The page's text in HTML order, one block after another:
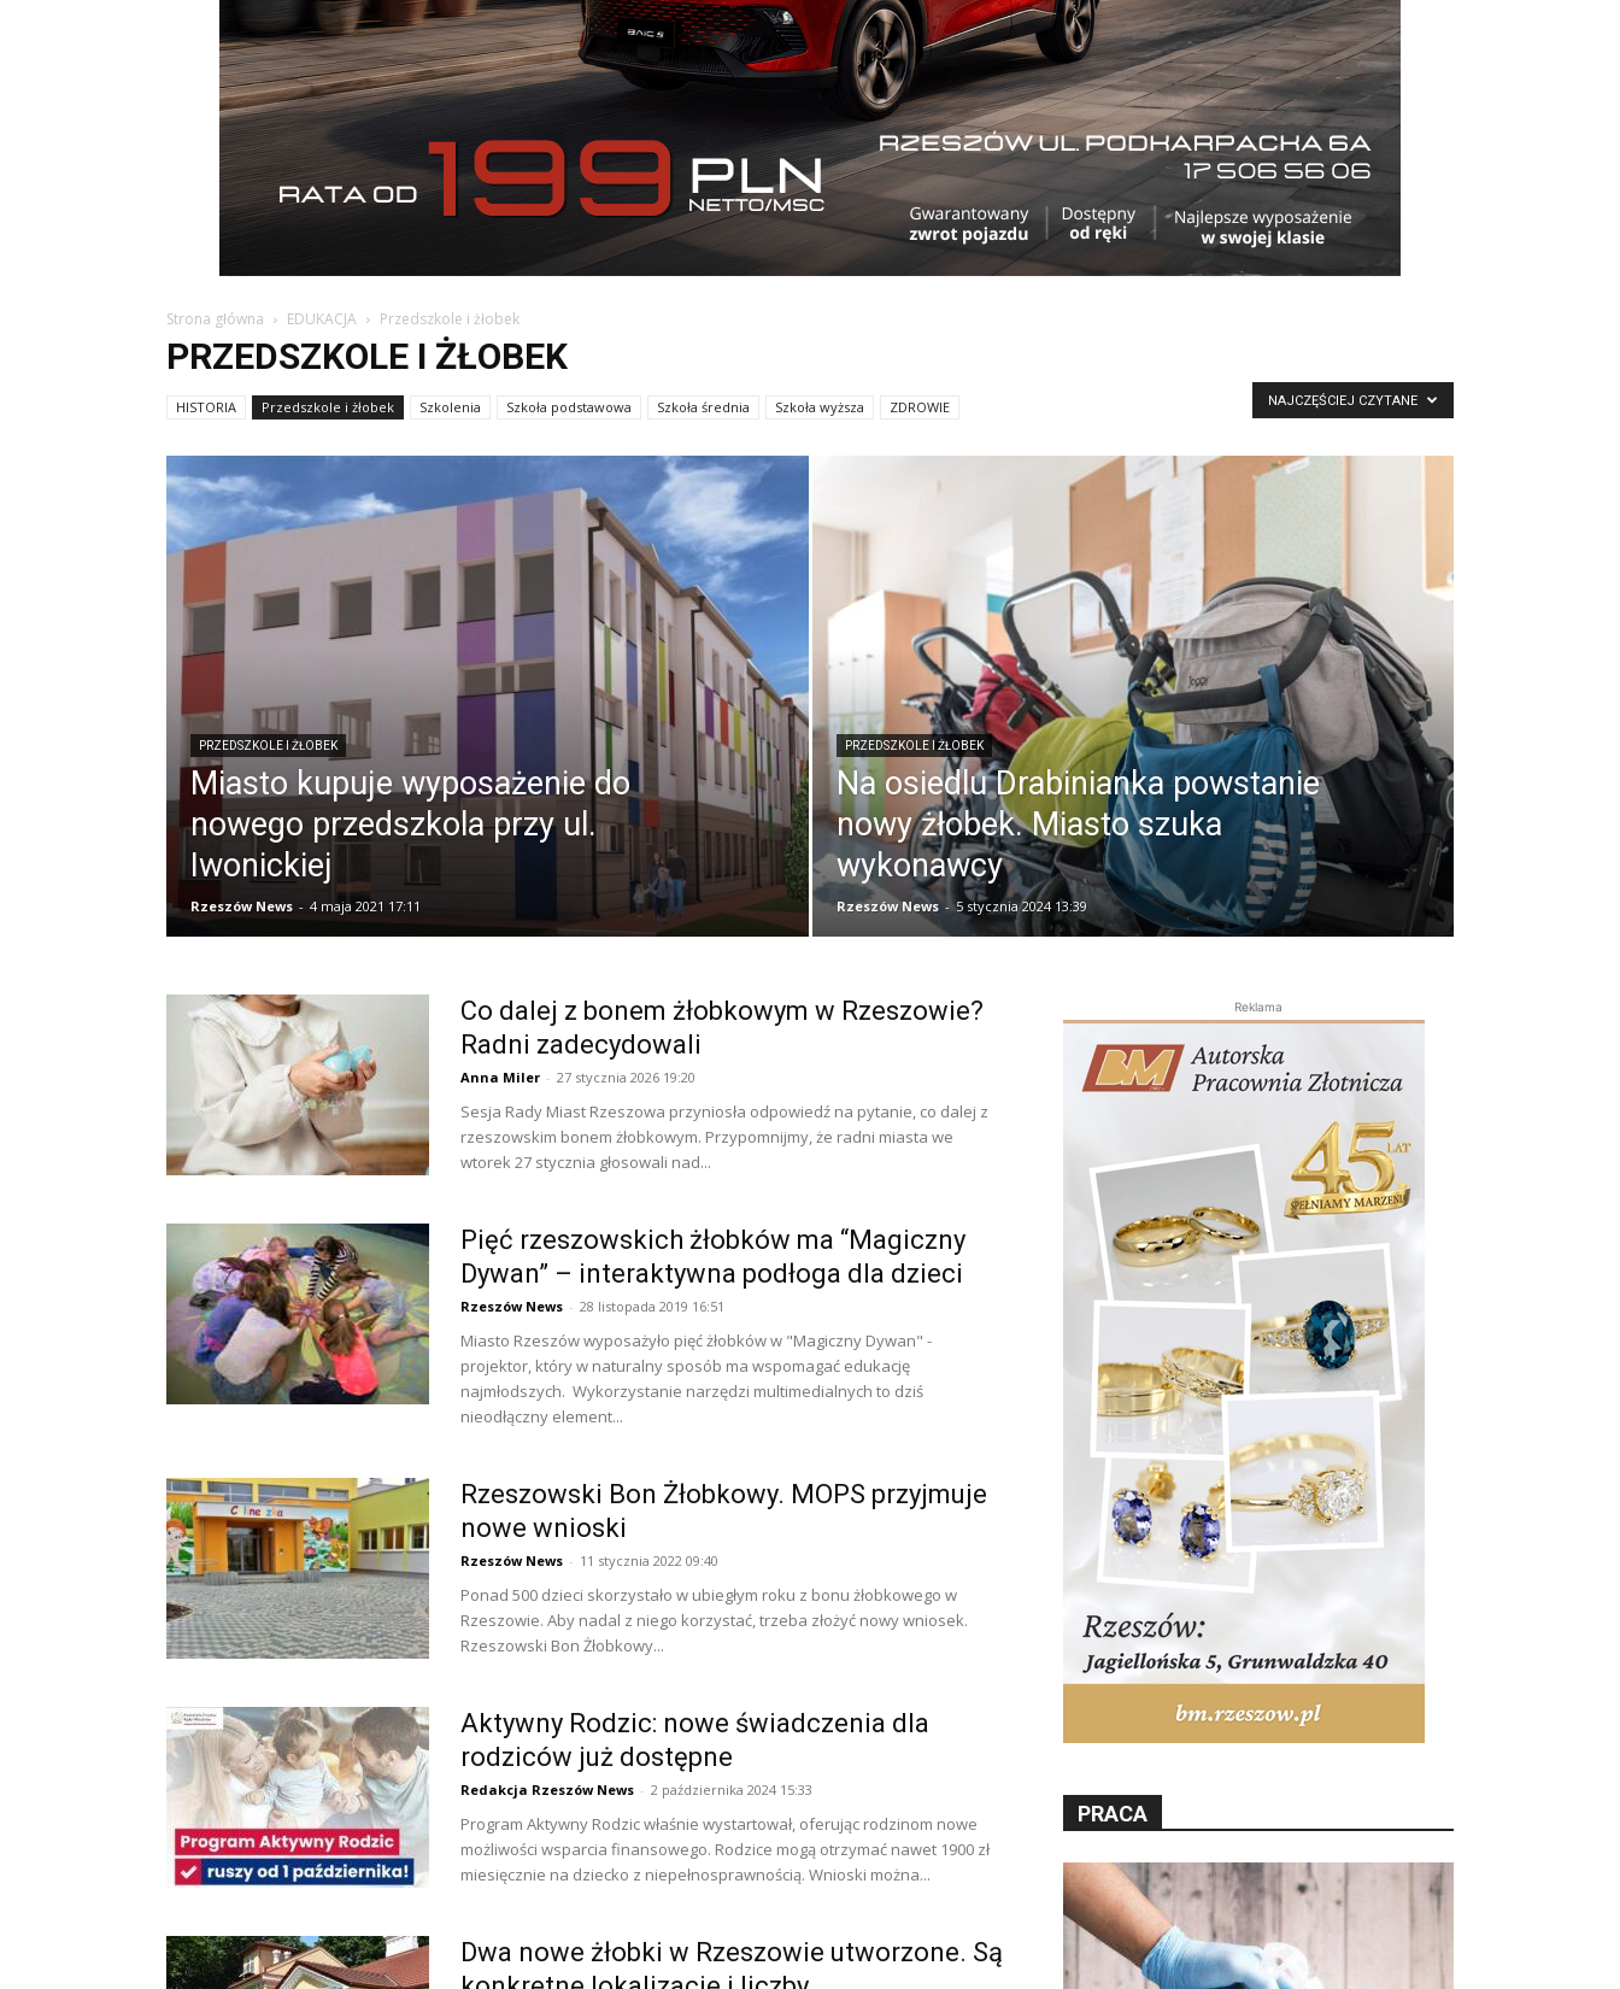
Strona główna EDUKACJA Przedszkole i żłobek
PRZEDSZKOLE I ŻŁOBEK
HISTORIA Przedszkole i żłobek Szkolenia Szkoła podstawowa Szkoła średnia Szkoła wyższa ZDROWIE NAJCZĘŚCIEJ CZYTANE
PRZEDSZKOLE I ŻŁOBEK
Miasto kupuje wyposażenie do
nowego przedszkola przy ul.
Iwonickiej
Rzeszów News - 4 maja 2021 17:11
PRZEDSZKOLE I ŻŁOBEK
Na osiedlu Drabinianka powstanie
nowy żłobek. Miasto szuka
wykonawcy
Rzeszów News - 5 stycznia 2024 13:39
Co dalej z bonem żłobkowym w Rzeszowie?
Radni zadecydowali
Anna Miler - 27 stycznia 2026 19:20
Sesja Rady Miast Rzeszowa przyniosła odpowiedź na pytanie, co dalej z
rzeszowskim bonem żłobkowym. Przypomnijmy, że radni miasta we
wtorek 27 stycznia głosowali nad...
Pięć rzeszowskich żłobków ma “Magiczny
Dywan” – interaktywna podłoga dla dzieci
Rzeszów News - 28 listopada 2019 16:51
Miasto Rzeszów wyposażyło pięć żłobków w "Magiczny Dywan" -
projektor, który w naturalny sposób ma wspomagać edukację
najmłodszych. Wykorzystanie narzędzi multimedialnych to dziś
nieodłączny element...
Rzeszowski Bon Żłobkowy. MOPS przyjmuje
nowe wnioski
Rzeszów News - 11 stycznia 2022 09:40
Ponad 500 dzieci skorzystało w ubiegłym roku z bonu żłobkowego w
Rzeszowie. Aby nadal z niego korzystać, trzeba złożyć nowy wniosek.
Rzeszowski Bon Żłobkowy...
Aktywny Rodzic: nowe świadczenia dla
rodziców już dostępne
Redakcja Rzeszów News - 2 października 2024 15:33
Program Aktywny Rodzic właśnie wystartował, oferując rodzinom nowe
możliwości wsparcia finansowego. Rodzice mogą otrzymać nawet 1900 zł
miesięcznie na dziecko z niepełnosprawnością. Wnioski można...
Dwa nowe żłobki w Rzeszowie utworzone. Są
Reklama
PRACA